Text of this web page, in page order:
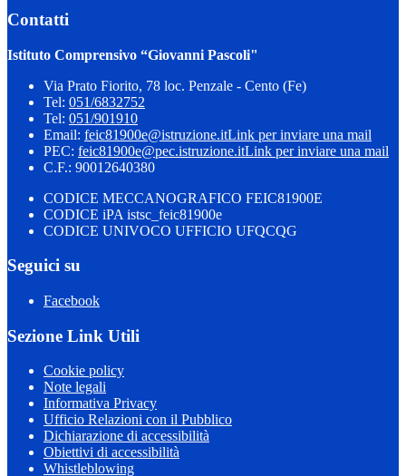
Contatti
Istituto Comprensivo “Giovanni Pascoli"
Via Prato Fiorito, 78 loc. Penzale - Cento (Fe)
Tel: 051/6832752
Tel: 051/901910
Email: feic81900e@istruzione.itLink per inviare una mail
PEC: feic81900e@pec.istruzione.itLink per inviare una mail
C.F.: 90012640380
CODICE MECCANOGRAFICO FEIC81900E
CODICE iPA istsc_feic81900e
CODICE UNIVOCO UFFICIO UFQCQG
Seguici su
Facebook
Sezione Link Utili
Cookie policy
Note legali
Informativa Privacy
Ufficio Relazioni con il Pubblico
Dichiarazione di accessibilità
Obiettivi di accessibilità
Whistleblowing